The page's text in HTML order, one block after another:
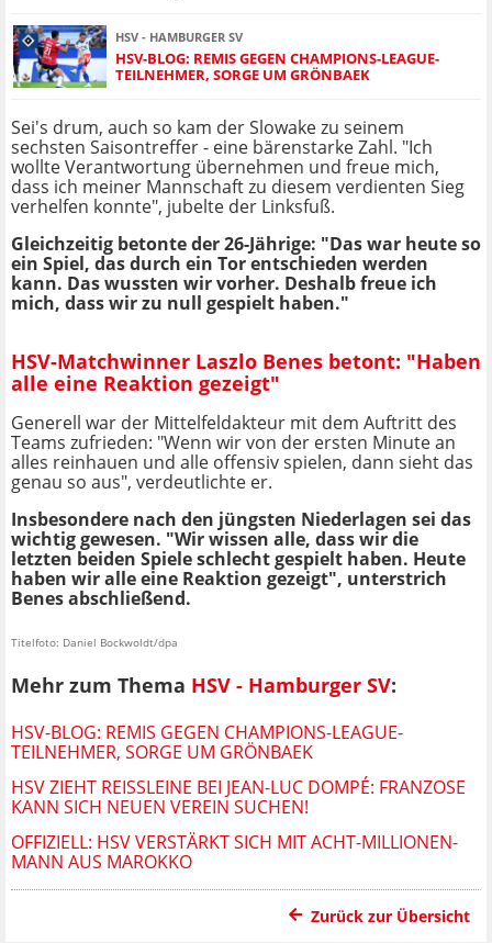
HSV - HAMBURGER SV
HSV-BLOG: REMIS GEGEN CHAMPIONS-LEAGUE-
TEILNEHMER, SORGE UM GRÖNBAEK
Sei's drum, auch so kam der Slowake zu seinem
sechsten Saisontreffer - eine bärenstarke Zahl. "Ich
wollte Verantwortung übernehmen und freue mich,
dass ich meiner Mannschaft zu diesem verdienten Sieg
verhelfen konnte", jubelte der Linksfuß.
Gleichzeitig betonte der 26-Jährige: "Das war heute so
ein Spiel, das durch ein Tor entschieden werden
kann. Das wussten wir vorher. Deshalb freue ich
mich, dass wir zu null gespielt haben."
HSV-Matchwinner Laszlo Benes betont: "Haben
alle eine Reaktion gezeigt"
Generell war der Mittelfeldakteur mit dem Auftritt des
Teams zufrieden: "Wenn wir von der ersten Minute an
alles reinhauen und alle offensiv spielen, dann sieht das
genau so aus", verdeutlichte er.
Insbesondere nach den jüngsten Niederlagen sei das
wichtig gewesen. "Wir wissen alle, dass wir die
letzten beiden Spiele schlecht gespielt haben. Heute
haben wir alle eine Reaktion gezeigt", unterstrich
Benes abschließend.
Titelfoto: Daniel Bockwoldt/dpa
Mehr zum Thema HSV - Hamburger SV:
HSV-BLOG: REMIS GEGEN CHAMPIONS-LEAGUE-
TEILNEHMER, SORGE UM GRÖNBAEK
HSV ZIEHT REISSLEINE BEI JEAN-LUC DOMPÉ: FRANZOSE K
ANN SICH NEUEN VEREIN SUCHEN!
OFFIZIELL: HSV VERSTÄRKT SICH MIT ACHT-MILLIONEN-
MANN AUS MAROKKO
Zurück zur Übersicht